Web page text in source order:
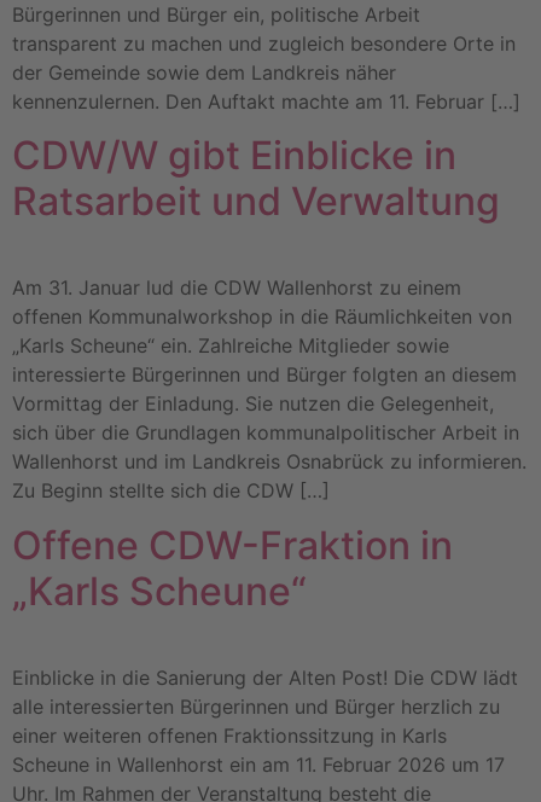
Bürgerinnen und Bürger ein, politische Arbeit
transparent zu machen und zugleich besondere Orte in
der Gemeinde sowie dem Landkreis näher
kennenzulernen. Den Auftakt machte am 11. Februar […]
CDW/W gibt Einblicke in
Ratsarbeit und Verwaltung
Am 31. Januar lud die CDW Wallenhorst zu einem
offenen Kommunalworkshop in die Räumlichkeiten von
„Karls Scheune“ ein. Zahlreiche Mitglieder sowie
interessierte Bürgerinnen und Bürger folgten an diesem
Vormittag der Einladung. Sie nutzen die Gelegenheit,
sich über die Grundlagen kommunalpolitischer Arbeit in
Wallenhorst und im Landkreis Osnabrück zu informieren.
Zu Beginn stellte sich die CDW […]
Offene CDW-Fraktion in
„Karls Scheune“
Einblicke in die Sanierung der Alten Post! Die CDW lädt
alle interessierten Bürgerinnen und Bürger herzlich zu
einer weiteren offenen Fraktionssitzung in Karls
Scheune in Wallenhorst ein am 11. Februar 2026 um 17
Uhr. Im Rahmen der Veranstaltung besteht die